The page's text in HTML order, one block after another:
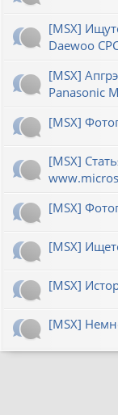
[MSX]
Daewoo
[MSX]
Panasonic
[MSX]
[MSX]
[MSX]
[MSX]
[MSX]
[MSX]